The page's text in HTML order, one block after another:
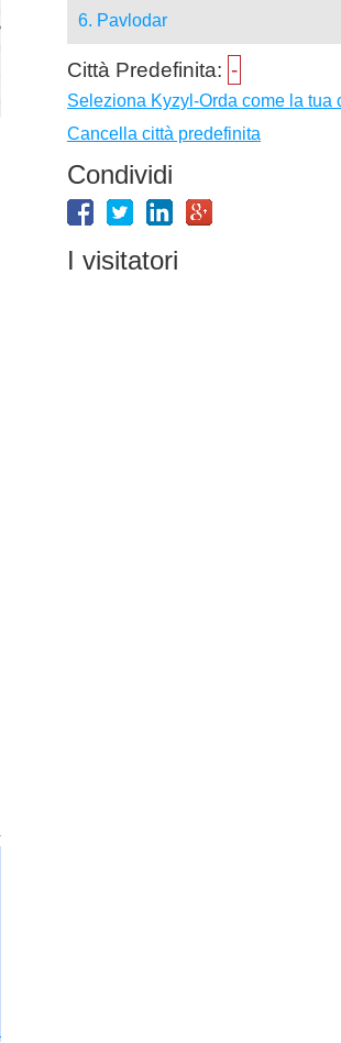
6. Pavlodar
Città Predefinita: -
Seleziona Kyzyl-Orda come la tua
Cancella città predefinita
Condividi
I visitatori